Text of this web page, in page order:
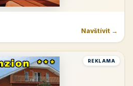
Navštívit →
REKLAMA